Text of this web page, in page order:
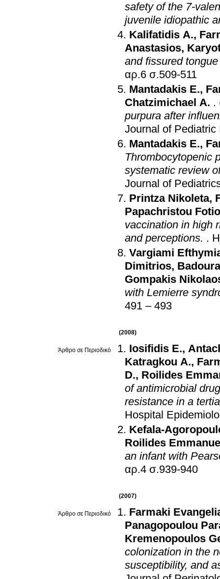
safety of the 7-
juvenile idiopathic
Kalifatidis A.,
Anastasios,
and fissured tongue
αρ.6 σ.509-511
Mantadakis E.,
Chatzimichael A. .
purpura after
Journal of
Mantadakis E.,
Thrombocytopenic
systematic review
Journal of
Printza Nikoleta,
Papachristou
vaccination in high
and perceptions. .
Vargiami
Dimitrios,
Gompakis
with Lemierre
491 – 493
(2008)
Άρθρο σε Περιοδικό Iosifidis E.,
Katragkou A.,
D., Roilides
of antimicrobial
resistance in a
Hospital
Kefala-
Roilides
an infant with
αρ.4 σ.939-940
(2007)
Άρθρο σε Περιοδικό
Farmaki
Panagopoulou
Kremenopoulos
colonization in the
susceptibility, and